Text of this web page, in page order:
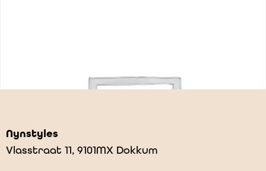
Nynstyles
Vlasstraat 11, 9101MX Dokkum